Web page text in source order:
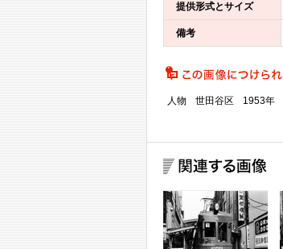
提供形式とサイズ
備考
人物 世田谷区 1953年